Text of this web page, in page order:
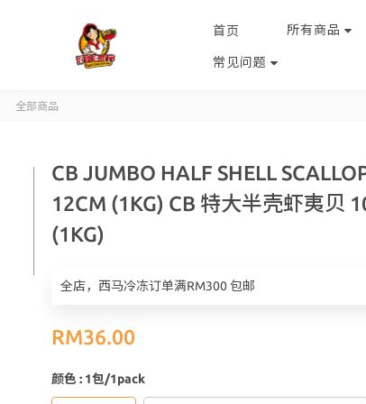
首页 所有商品
常见问题
全部商品
CB JUMBO HALF SHELL
12CM (1KG) CB 特大半壳虾夷贝
(1KG)
全店，西马冷冻订单满RM300 包邮
RM36.00
颜色: 1包/1pack